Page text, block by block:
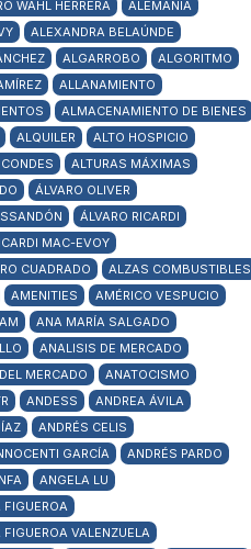
WAHL HERRERA
ALEMANIA
ALEXANDRA BELAÚNDE
ALGARROBO
ALGORITMO
ALLANAMIENTO
ALMACENAMIENTO DE BIENES
ALQUILER
ALTO HOSPICIO
ALTURAS MÁXIMAS
ÁLVARO OLIVER
ÁLVARO RICARDI
MAC-EVOY
CUADRADO
ALZAS COMBUSTIBLES
AMENITIES
AMÉRICO VESPUCIO
ANA MARÍA SALGADO
ANALISIS DE MERCADO
MERCADO
ANATOCISMO
ANDESS
ANDREA ÁVILA
ANDRÉS CELIS
GARCÍA
ANDRÉS PARDO
ANGELA LU
FIGUEROA
FIGUEROA VALENZUELA